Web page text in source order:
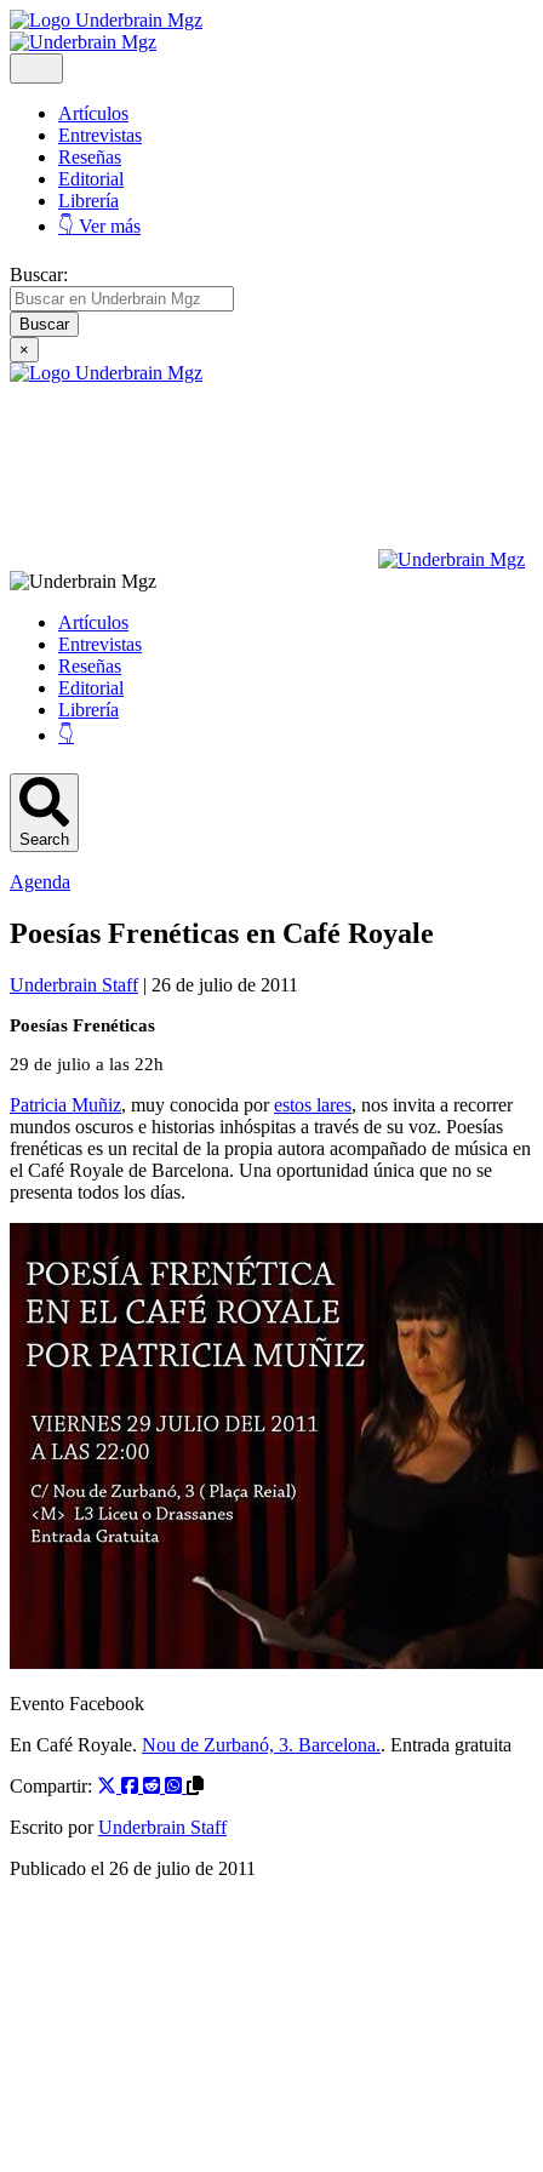
Artículos
Entrevistas
Reseñas
Editorial
Librería
👇 Ver más
Buscar:
×
Artículos
Entrevistas
Reseñas
Editorial
Librería
👇
Search
Agenda
Poesías Frenéticas en Café Royale
Underbrain Staff| 26 de julio de 2011
Poesías Frenéticas
29 de julio a las 22h
Patricia Muñiz, muy conocida porestos lares, nos invita a recorrer
mundos oscuros e historias inhóspitas a través de su voz. Poesías
frenéticas es un recital de la propia autora acompañado de música en
el Café Royale de Barcelona. Una oportunidad única que no se
presenta todos los días.
Evento Facebook
En Café Royale. Nou de Zurbanó, 3. Barcelona.. Entrada gratuita
Compartir:
Escrito por Underbrain Staff
Publicado el 26 de julio de 2011